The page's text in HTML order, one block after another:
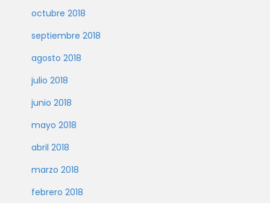
octubre 2018
septiembre 2018
agosto 2018
julio 2018
junio 2018
mayo 2018
abril 2018
marzo 2018
febrero 2018